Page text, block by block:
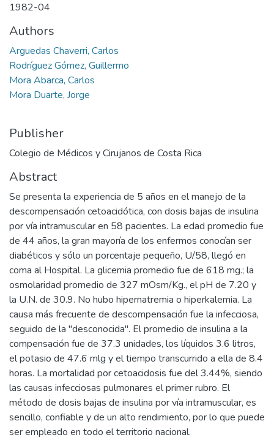
1982-04
Authors
Arguedas Chaverri, Carlos
Rodríguez Gómez, Guillermo
Mora Abarca, Carlos
Mora Duarte, Jorge
Publisher
Colegio de Médicos y Cirujanos de Costa Rica
Abstract
Se presenta la experiencia de 5 años en el manejo de la
descompensación cetoacidótica, con dosis bajas de insulina
por vía intramuscular en 58 pacientes. La edad promedio fue
de 44 años, la gran mayoría de los enfermos conocían ser
diabéticos y sólo un porcentaje pequeño, U/58, llegó en
coma al Hospital. La glicemia promedio fue de 618 mg.; la
osmolaridad promedio de 327 mOsm/Kg., el pH de 7.20 y
la U.N. de 30.9. No hubo hipernatremia o hiperkalemia. La
causa más frecuente de descompensación fue la infecciosa,
seguido de la "desconocida". El promedio de insulina a la
compensación fue de 37.3 unidades, los líquidos 3.6 litros,
el potasio de 47.6 mlg y el tiempo transcurrido a ella de 8.4
horas. La mortalidad por cetoacidosis fue del 3.44%, siendo
las causas infecciosas pulmonares el primer rubro. El
método de dosis bajas de insulina por vía intramuscular, es
sencillo, confiable y de un alto rendimiento, por lo que puede
ser empleado en todo el territorio nacional.